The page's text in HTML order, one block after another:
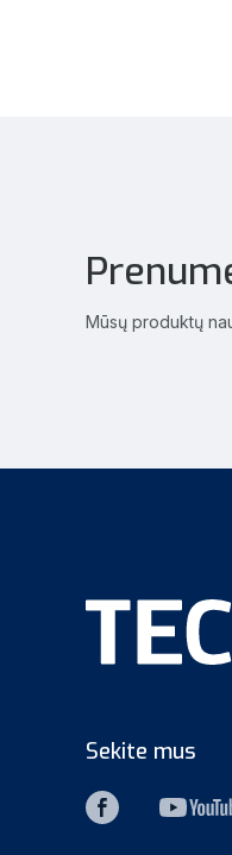
Mūsų produktų
Sekite mus